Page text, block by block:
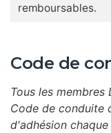
remboursables.
Code de
Tous les membres
Code de conduite
d'adhésion